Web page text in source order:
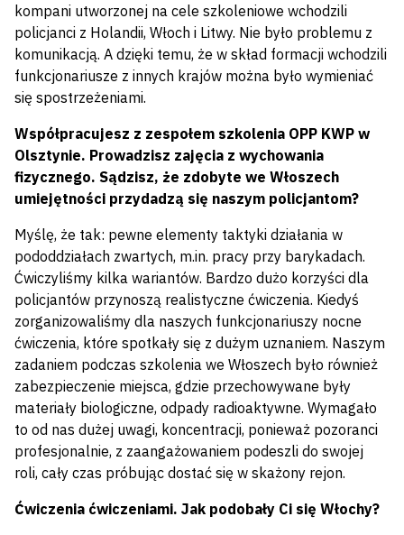
kompani utworzonej na cele szkoleniowe wchodzili
policjanci z Holandii, Włoch i Litwy. Nie było problemu z
komunikacją. A dzięki temu, że w skład formacji wchodzili
funkcjonariusze z innych krajów można było wymieniać
się spostrzeżeniami.
Współpracujesz z zespołem szkolenia OPP KWP w
Olsztynie. Prowadzisz zajęcia z wychowania
fizycznego. Sądzisz, że zdobyte we Włoszech
umiejętności przydadzą się naszym policjantom?
Myślę, że tak: pewne elementy taktyki działania w
pododdziałach zwartych, m.in. pracy przy barykadach.
Ćwiczyliśmy kilka wariantów. Bardzo dużo korzyści dla
policjantów przynoszą realistyczne ćwiczenia. Kiedyś
zorganizowaliśmy dla naszych funkcjonariuszy nocne
ćwiczenia, które spotkały się z dużym uznaniem. Naszym
zadaniem podczas szkolenia we Włoszech było również
zabezpieczenie miejsca, gdzie przechowywane były
materiały biologiczne, odpady radioaktywne. Wymagało
to od nas dużej uwagi, koncentracji, ponieważ pozoranci
profesjonalnie, z zaangażowaniem podeszli do swojej
roli, cały czas próbując dostać się w skażony rejon.
Ćwiczenia ćwiczeniami. Jak podobały Ci się Włochy?